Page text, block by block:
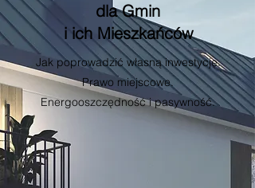
dla Gmin
i ich Mieszkańców
Jak poprowadzić własną inwestycję.
Prawo miejscowe.
Energooszczędność i pasywność.